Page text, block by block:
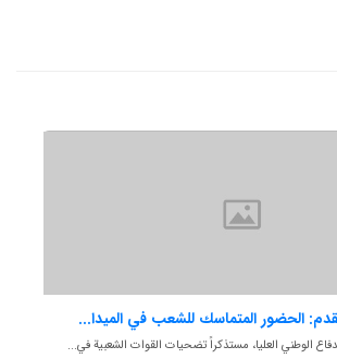
الحضور المتماسك للشعب في الميدا...
الوطني العليا، مستذكراً تضحيات القوات الشعبية في...